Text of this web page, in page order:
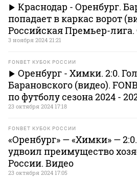
Краснодар - Оренбург.
попадает в каркас ворот
Российская Премьер-лига.
3 ноября 2024 21:21
FONBET КУБОК РОССИИ
Оренбург - Химки. 2:0.
Барановского (видео).
по футболу сезона 2024 -
23 октября 2024 17:18
FONBET КУБОК РОССИИ
«Оренбург» — «Химки» —
удвоил преимущество
России. Видео
23 октября 2024 17:05